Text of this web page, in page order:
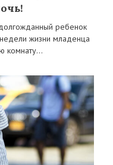
ребенок
жизни младенца
комнату…